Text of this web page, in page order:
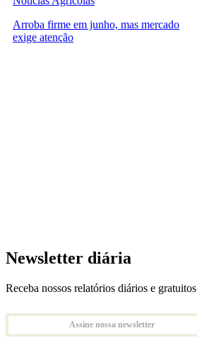
Arroba firme em junho, mas mercado
exige atenção
Newsletter diária
Receba nossos relatórios diários e gratuitos
Assine nossa newsletter